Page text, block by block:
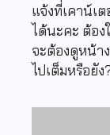
แจ้งที่เคาน์เ
ได้นะคะ ต้อง
จะต้องดูหน้า
ไปเต็มหรือยัง